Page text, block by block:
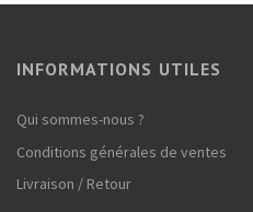
INFORMATIONS UTILES
Qui sommes-nous ?
Conditions générales de ventes
Livraison / Retour